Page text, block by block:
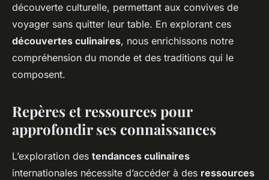
découverte culturelle, permettant aux convives de
voyager sans quitter leur table. En explorant ces
découvertes culinaires, nous enrichissons notre
compréhension du monde et des traditions qui le
composent.
Repères et ressources pour
approfondir ses connaissances
L’exploration des tendances culinaires
internationales nécessite d’accéder à des ressources